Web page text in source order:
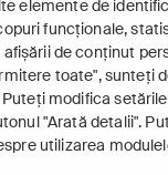
elemente de
funcționale,
de conținut
toate", sunteți
modifica
"Arată detalii".
utilizarea
Cerințe de sistem